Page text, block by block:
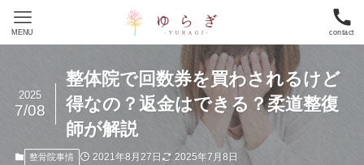
contact
MENU
整体院で回数券を買わされるけど
得なの？返金はできる？柔道整復
師が解説
2025
7/08
整骨院事情 2021年8月27日 2025年7月8日